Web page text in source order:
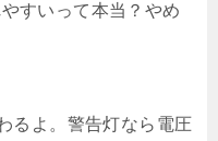
すいって本当？やめ
るよ。警告灯なら電圧